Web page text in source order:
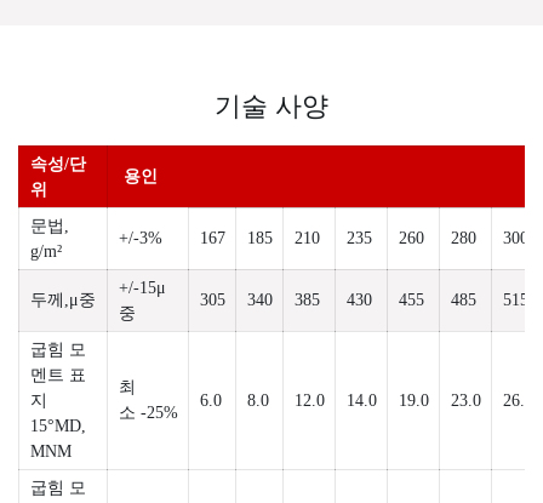
기술 사양
속성/단
위
용인
문법,
g/m²
+/-3% 167 185 210 235 260 280 300
두께,μ중
+/-15μ
중
305 340 385 430 455 485 515
굽힘 모
멘트 표
지
15°MD,
MNM
최
소 -25%
6.0 8.0 12.0 14.0 19.0 23.0 26.0
굽힘 모